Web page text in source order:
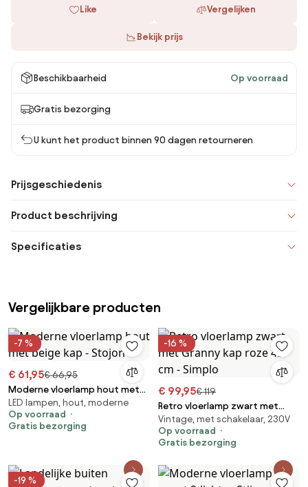
Like Vergelijken
Bekijk prijs
Beschikbaarheid Op voorraad
Gratis bezorging
U kunt het product binnen 90 dagen retourneren
Prijsgeschiedenis
Product beschrijving
Specificaties
Vergelijkbare producten
-7 %
€ 61,95€ 66,95
Moderne vloerlamp hout met
beige kap - Stojon
LED lampen, hout, moderne
Op voorraad
Gratis bezorging
-16 %
€ 99,95€ 119
Retro vloerlamp zwart met
Granny kap roze 45 cm - Simplo
Vintage, met schakelaar, 230V
Op voorraad
Gratis bezorging
-19 %